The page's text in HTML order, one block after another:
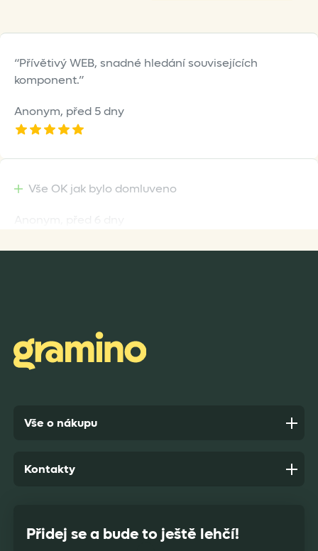
Přívětivý WEB, snadné hledání souvisejících
komponent.
Anonym, před 5 dny
Vše OK jak bylo domluveno
Anonym,před 7 dny
Vše o nákupu
Přidej se a bude to ještě lehčí!
Kontakty